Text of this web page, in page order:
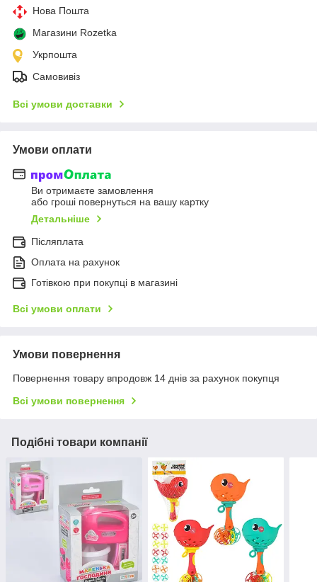
Нова Пошта
Магазини Rozetka
Укрпошта
Самовивіз
Всі умови доставки
Умови оплати
Ви отримаєте замовлення
або гроші повернуться на вашу картку
Детальніше
Післяплата
Оплата на рахунок
Готівкою при покупці в магазині
Всі умови оплати
Умови повернення
Повернення товару впродовж 14 днів за рахунок покупця
Всі умови повернення
Подібні товари компанії